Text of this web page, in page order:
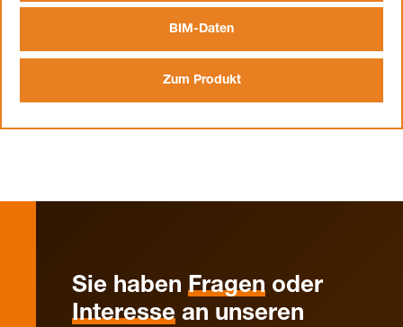
BIM-Daten
Zum Produkt
Sie haben Fragen oder
Interesse an unseren